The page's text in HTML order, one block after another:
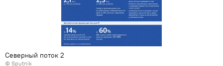
Северный поток 2
© Sputnik